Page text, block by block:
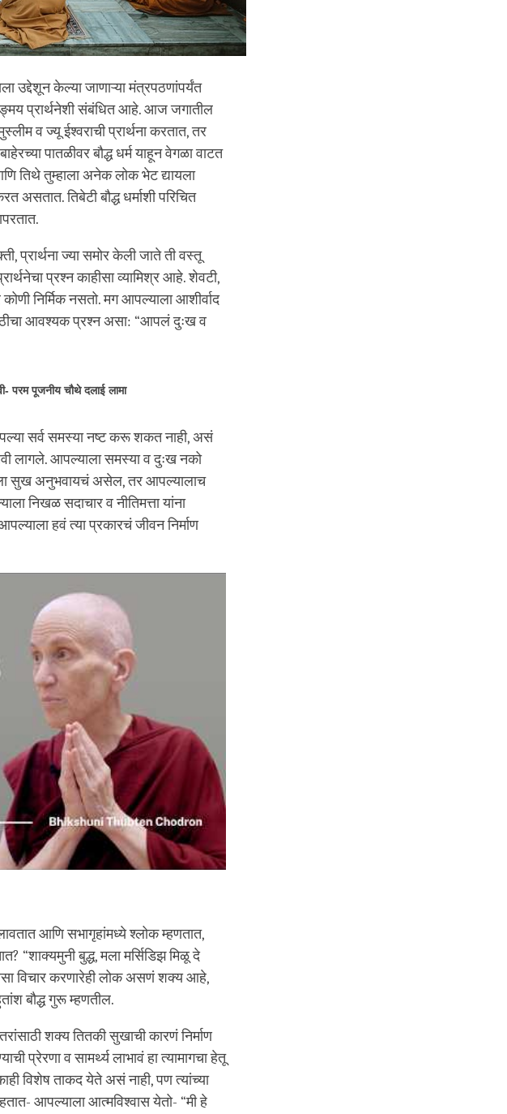
उद्देशून केल्या जाणाऱ्या मंत्रपठणांपर्यंत
प्रार्थनेशी संबंधित आहे. आज जगातील
व ज्यू ईश्वराची प्रार्थना करतात, तर
पातळीवर बौद्ध धर्म याहून वेगळा वाटत
आणि तिथे तुम्हाला अनेक लोक भेट द्यायला
असतात. तिबेटी बौद्ध धर्माशी परिचित
प्रार्थना ज्या समोर केली जाते ती वस्तू
प्रश्न काहीसा व्यामिश्र आहे. शेवटी,
कोणी निर्मिक नसतो. मग आपल्याला आशीर्वाद
आवश्यक प्रश्न असा: “आपलं दुःख व
परम पूजनीय चौथे दलाई लामा
सर्व समस्या नष्ट करू शकत नाही, असं
लागले. आपल्याला समस्या व दुःख नको
सुख अनुभवायचं असेल, तर आपल्यालाच
निखळ सदाचार व नीतिमत्ता यांना
हवं त्या प्रकारचं जीवन निर्माण
आणि सभागृहांमध्ये श्लोक म्हणतात,
“शाक्यमुनी बुद्ध, मला मर्सिडिझ मिळू दे
विचार करणारेही लोक असणं शक्य आहे,
बौद्ध गुरू म्हणतील.
शक्य तितकी सुखाची कारणं निर्माण
प्रेरणा व सामर्थ्य लाभावं हा त्यामागचा हेतू
विशेष ताकद येते असं नाही, पण त्यांच्या
आपल्याला आत्मविश्वास येतो- “मी हे